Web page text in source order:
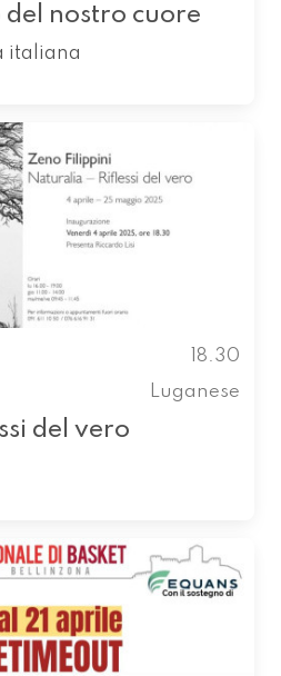
del nostro cuore
italiana
18.30
Luganese
del vero